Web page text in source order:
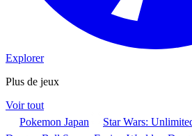
Explorer
Plus de jeux
Voir tout
Pokemon Japan
Star Wars: